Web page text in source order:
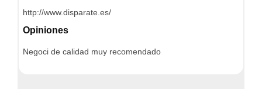
http://www.disparate.es/
Opiniones
Negoci de calidad muy recomendado